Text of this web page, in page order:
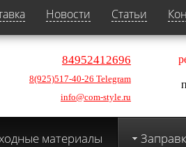
Новости Статьи
84952412696
8(925)517-40-26 Telegram
info@com-style.ru
материалы